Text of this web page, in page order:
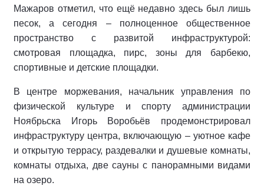
Мажаров отметил, что ещё недавно здесь был лишь
песок, а сегодня – полноценное общественное
пространство с развитой инфраструктурой:
смотровая площадка, пирс, зоны для барбекю,
спортивные и детские площадки.
В центре моржевания, начальник управления по
физической культуре и спорту администрации
Ноябрьска Игорь Воробьёв продемонстрировал
инфраструктуру центра, включающую – уютное кафе
и открытую террасу, раздевалки и душевые комнаты,
комнаты отдыха, две сауны с панорамными видами
на озеро.